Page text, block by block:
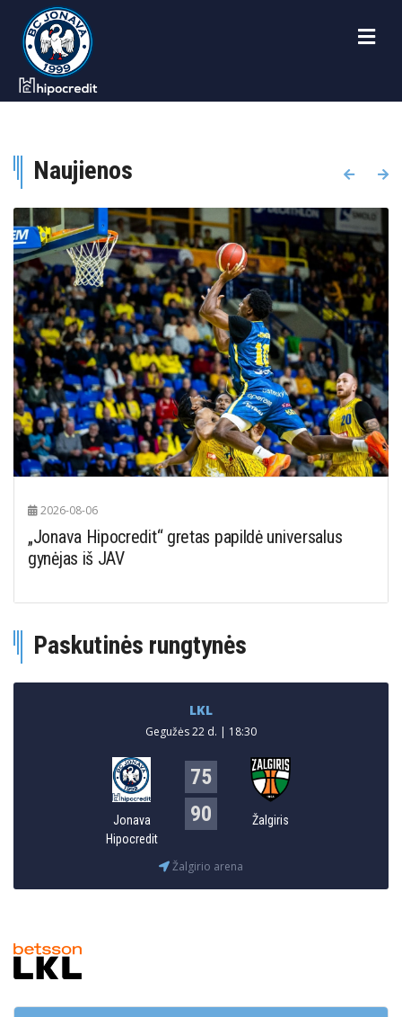
Naujienos
2026-08-06
„Jonava Hipocredit“ gretas papildė universalus
gynėjas iš JAV
Paskutinės rungtynės
LKL
Gegužės 22 d. | 18:30
Jonava
Hipocredit
75
90
Žalgiris
Žalgirio arena